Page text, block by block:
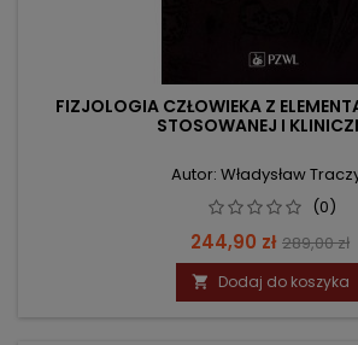
FIZJOLOGIA CZŁOWIEKA Z
STOSOWANEJ I
Autor: Władysław
(0)
Cena
244,90 zł Cena
289,00 zł
 Dodaj do koszyka